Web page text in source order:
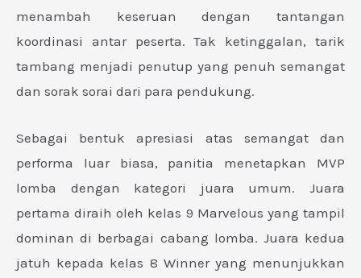
menambah keseruan dengan tantangan
koordinasi antar peserta. Tak ketinggalan, tarik
tambang menjadi penutup yang penuh semangat
dan sorak sorai dari para pendukung.
Sebagai bentuk apresiasi atas semangat dan
performa luar biasa, panitia menetapkan MVP
lomba dengan kategori juara umum. Juara
pertama diraih oleh kelas 9 Marvelous yang tampil
dominan di berbagai cabang lomba. Juara kedua
jatuh kepada kelas 8 Winner yang menunjukkan